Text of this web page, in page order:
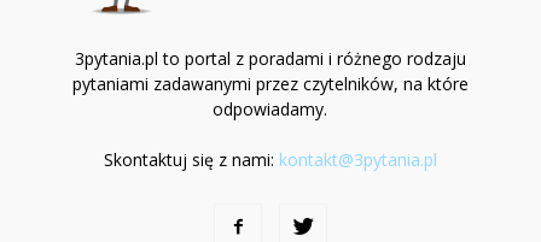
3pytania.pl to portal z poradami i różnego rodzaju
pytaniami zadawanymi przez czytelników, na które
odpowiadamy.
Skontaktuj się z nami: kontakt@3pytania.pl